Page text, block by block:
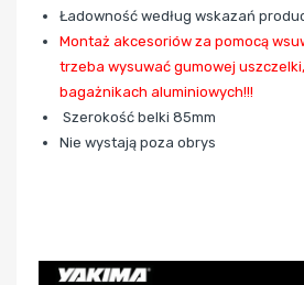
Ładowność według wskazań
Montaż akcesoriów za pomocą
trzeba wysuwać gumowej
bagażnikach aluminiowych!!!
Szerokość belki 85mm
Nie wystają poza obrys